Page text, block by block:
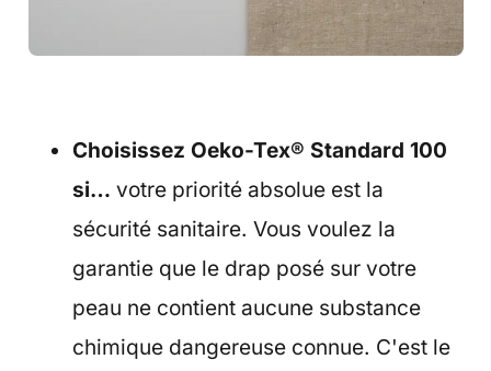
Choisissez Oeko-Tex® Standard 100
si… votre priorité absolue est la
sécurité sanitaire. Vous voulez la
garantie que le drap posé sur votre
peau ne contient aucune substance
chimique dangereuse connue. C'est le